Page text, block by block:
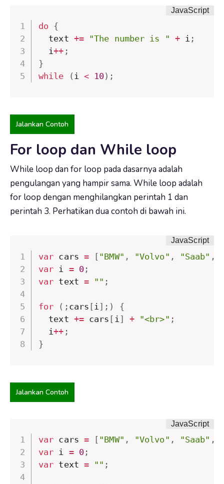
do {
  text
+= "The number is " + i ;
  i
++ ;
}
while
( i < 10) ;
Jalankan Contoh
For loop dan While loop
While loop dan for loop pada dasarnya adalah
pengulangan yang hampir sama. While loop adalah
for loop dengan menghilangkan perintah 1 dan
perintah 3. Perhatikan dua contoh di bawah ini.
var cars = [ "BMW" , "Volvo" , "Saab" ,
var i = 0;
var text = "" ;
for ( ; cars [ i ] ; )
{
  text
+= cars [ i ] + "<br>" ;
  i
++ ;
}
Jalankan Contoh
var cars = [ "BMW" , "Volvo" , "Saab" ,
var i = 0;
var text = "" ;